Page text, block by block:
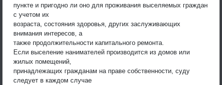
пункте и пригодно ли оно для проживания выселяемых граждан
с учетом их
возраста, состояния здоровья, других заслуживающих
внимания интересов, а
также продолжительности капитального ремонта.
Если выселение нанимателей производится из домов или
жилых помещений,
принадлежащих гражданам на праве собственности, суду
следует в каждом случае